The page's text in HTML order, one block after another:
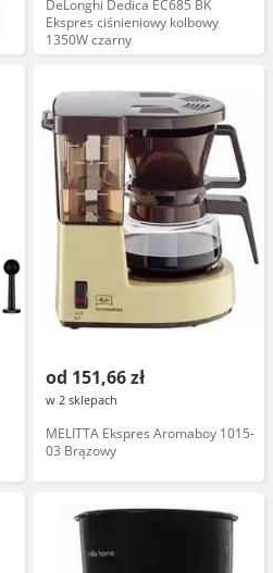
DeLonghi Dedica EC685 BK
Ekspres ciśnieniowy kolbowy
1350W czarny
od 151,66 zł
w 2 sklepach
MELITTA Ekspres Aromaboy 1015-
03 Brązowy